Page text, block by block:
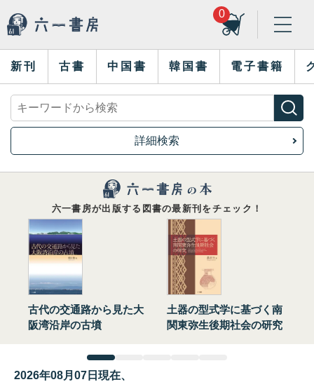
0
新刊 古書 中国書 韓国書 電子書籍
詳細検索
六一書房が出版する図書の最新刊をチェック！
古代の交通路から見た大
阪湾沿岸の古墳
土器の型式学に基づく南
関東弥生後期社会の研究
2026年08月07日現在、